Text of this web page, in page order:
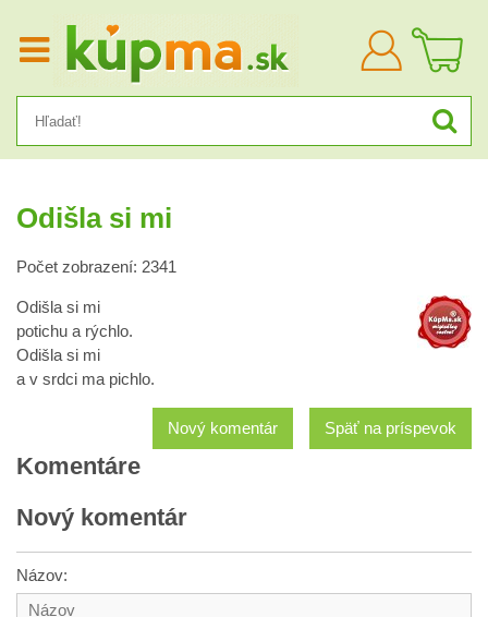
Prihlásiť
sa
Odišla si mi
Počet zobrazení: 2341
Odišla si mi
potichu a rýchlo.
Odišla si mi
a v srdci ma pichlo.
Späť na príspevok
Nový komentár
Komentáre
Nový komentár
Názov: